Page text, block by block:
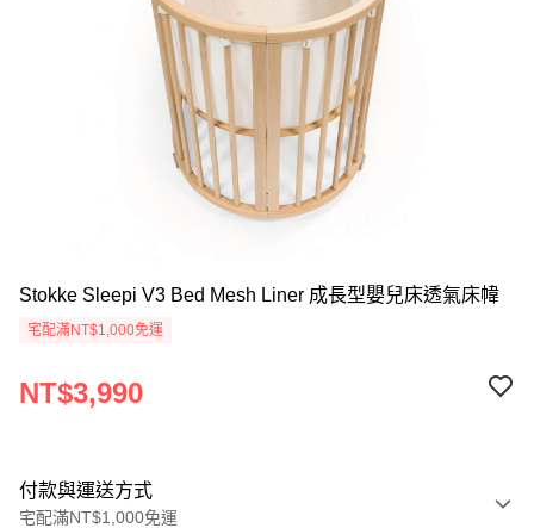
Stokke Sleepi V3 Bed Mesh Liner 成長型嬰兒床透氣床幃
宅配滿NT$1,000免運
NT$3,990
付款與運送方式
宅配滿NT$1,000免運